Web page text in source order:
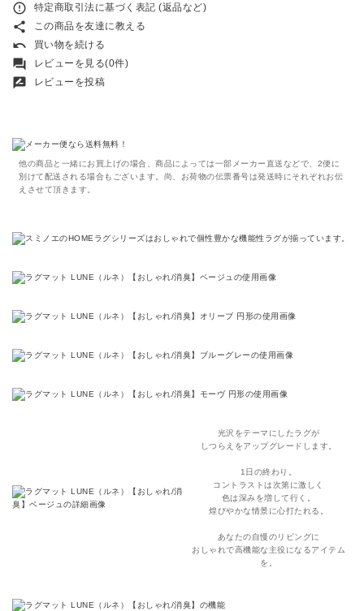
error_outline 特定商取引法に基づく表記 (返品など)
share この商品を友達に教える
undo 買い物を続ける
forum レビューを見る(0件)
rate_review レビューを投稿
他の商品と一緒にお買上げの場合、商品によっては一部メーカー直送などで、2便に
別けて配送される場合もございます。尚、お荷物の伝票番号は発送時にそれぞれお伝
えさせて頂きます。
光沢をテーマにしたラグが
しつらえをアップグレードします。
1日の終わり。
コントラストは次第に激しく
色は深みを増して行く。
煌びやかな情景に心打たれる。
あなたの自慢のリビングに
おしゃれで高機能な主役になるアイテム
を。